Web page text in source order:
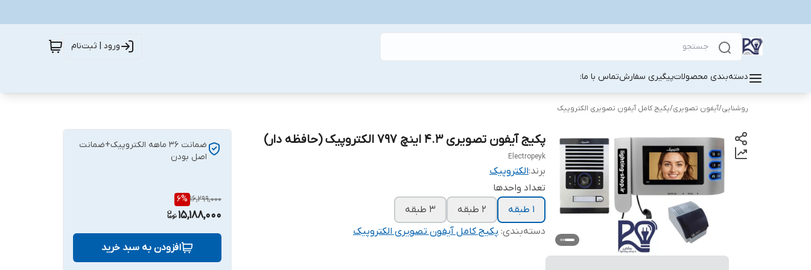
ورود | ثبت‌نام
دسته‌بندی محصولاتپیگیری سفارشتماس با ما:
روشنایی/آیفون تصویری/پکیج کامل آیفون تصویری الکتروپیک
پکیج آیفون تصویری ۴.۳ اینچ ۷۹۷ الکتروپیک (حافظه دار)
Electropeyk
برند:الکتروپیک
تعداد واحدها
۱ طبقه
۲ طبقه
۳ طبقه
دسته‌بندی: پکیج کامل آیفون تصویری الکتروپیک
ضمانت 36 ماهه الکتروپیک+ضمانت
اصل بودن
16,299,000
6%
15,188,000
افزودن به سبد خرید